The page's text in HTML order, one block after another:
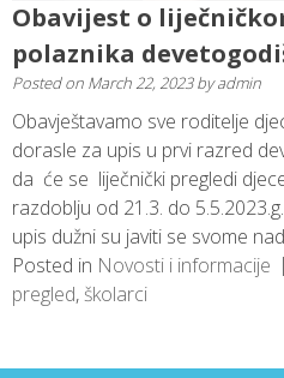
Obavijest o
polaznika
Posted on March 22, 2023byadmin
Obavještavamo sve roditelje
dorasle za upis u prvi razred
da će se liječnički pregledi
razdoblju od 21.3. do
upis dužni su javiti se svome
Posted in Novosti i informacije
pregled,školarci